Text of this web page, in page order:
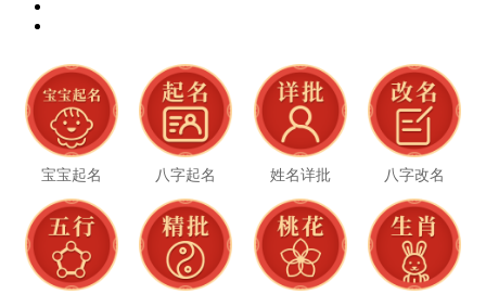
宝宝起名 八字起名 姓名详批 八字改名